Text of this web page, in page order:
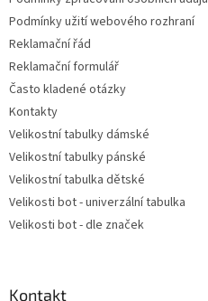
Podmínky užití webového rozhraní
Reklamační řád
Reklamační formulář
Často kladené otázky
Kontakty
Velikostní tabulky dámské
Velikostní tabulky pánské
Velikostní tabulka dětské
Velikosti bot - univerzální tabulka
Velikosti bot - dle značek
Kontakt